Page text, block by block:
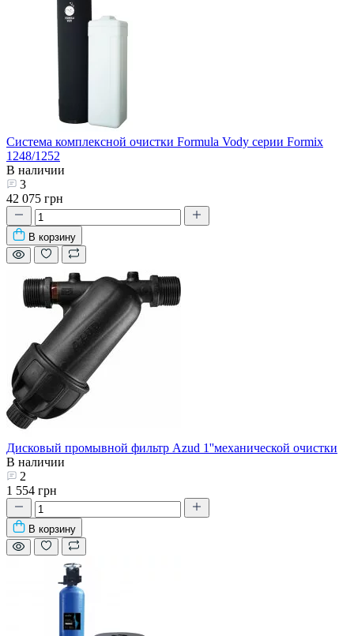
Система комплексной очистки Formula Vody серии Formix
1248/1252
В наличии
3
42 075 грн
В корзину
Дисковый промывной фильтр Azud 1''механической очистки
В наличии
2
1 554 грн
В корзину